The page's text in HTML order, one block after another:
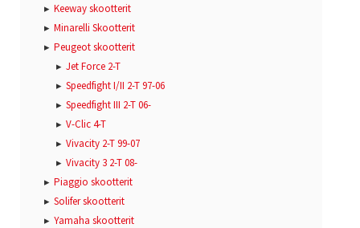
Keeway skootterit
Minarelli Skootterit
Peugeot skootterit
Jet Force 2-T
Speedfight I/II 2-T 97-06
Speedfight III 2-T 06-
V-Clic 4-T
Vivacity 2-T 99-07
Vivacity 3 2-T 08-
Piaggio skootterit
Solifer skootterit
Yamaha skootterit